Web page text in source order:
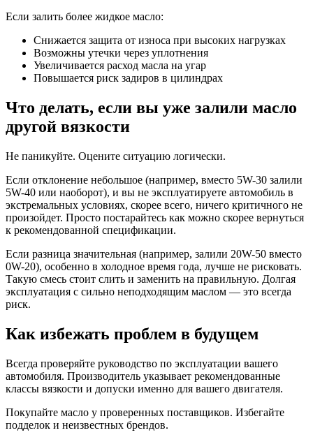
Если залить более жидкое масло:
Снижается защита от износа при высоких нагрузках
Возможны утечки через уплотнения
Увеличивается расход масла на угар
Повышается риск задиров в цилиндрах
Что делать, если вы уже залили масло
другой вязкости
Не паникуйте. Оцените ситуацию логически.
Если отклонение небольшое (например, вместо 5W-30 залили
5W-40 или наоборот), и вы не эксплуатируете автомобиль в
экстремальных условиях, скорее всего, ничего критичного не
произойдет. Просто постарайтесь как можно скорее вернуться
к рекомендованной спецификации.
Если разница значительная (например, залили 20W-50 вместо
0W-20), особенно в холодное время года, лучше не рисковать.
Такую смесь стоит слить и заменить на правильную. Долгая
эксплуатация с сильно неподходящим маслом — это всегда
риск.
Как избежать проблем в будущем
Всегда проверяйте руководство по эксплуатации вашего
автомобиля. Производитель указывает рекомендованные
классы вязкости и допуски именно для вашего двигателя.
Покупайте масло у проверенных поставщиков. Избегайте
подделок и неизвестных брендов.